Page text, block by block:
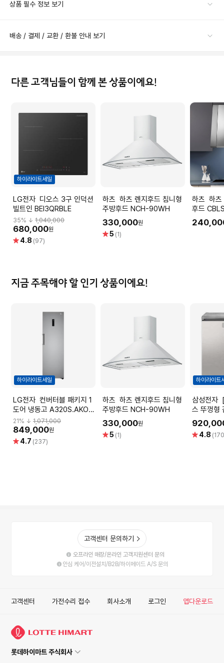
상품 필수 정보 보기
배송 / 결제 / 교환 / 환불 안내 보기
다른 고객님들이 함께 본 상품이에요!
하이라이트세일
LG전자 디오스 3구 인덕션
빌트인 BEI3QRBLE
35% ↓ 1,040,000
680,000원
별 4.8 (97)
하츠 하츠 렌지후드 침니형
주방후드 NCH-90WH
330,000원
별5 (1)
하츠 하츠 렌지후드 주방 통
후드
지금 주목해야 할 인기 상품이에요!
하이라이트세일
LG전자 컨버터블 패키지 1
도어 냉동고 A320S.AKOR
[321L]
21 % ↓ 1,071,000
849,000원
별 4.7 (237)
하츠 하츠 렌지후드 침니형
주방후드 NCH-90WH
330,000원
별5 (1)
하이라이트
삼성전자 [1등급]김치플러
스 뚜껑형
1등급)
별 4.8
고객센터 문의하기
오프라인 매장/온라인 고객지원센터 문의
안심 케어/이전설치/B2B/하이메이드 A/S 문의
고객센터 가전수리 접수 회사소개 로그인 앱다운로드
롯데하이마트 주식회사